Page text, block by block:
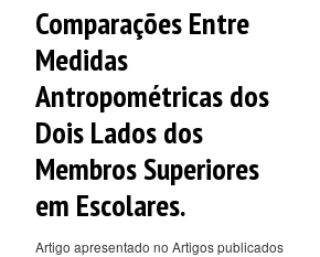
Comparações Entre
Medidas
Antropométricas dos
Dois Lados dos
Membros Superiores
em Escolares.
Artigo apresentado no Artigos publicados